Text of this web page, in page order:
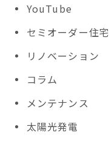
YouTube
セミオーダー住宅
リノベーション
コラム
メンテナンス
太陽光発電